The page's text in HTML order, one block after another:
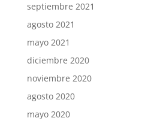
septiembre 2021
agosto 2021
mayo 2021
diciembre 2020
noviembre 2020
agosto 2020
mayo 2020